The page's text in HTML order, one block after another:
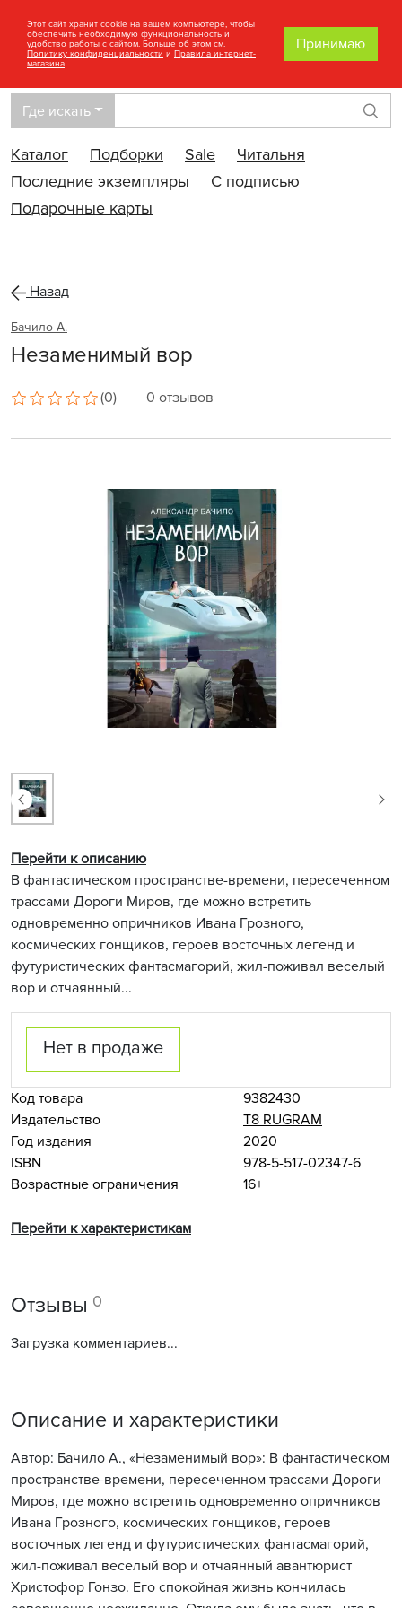
Где искать
Каталог
Подборки Sale
Читальня
Последние экземпляры
С подписью
Подарочные карты
Назад
Бачило А.
Незаменимый вор
(0) 0 отзывов
В фантастическом пространстве-времени, пересеченном
трассами Дороги Миров, где можно встретить
одновременно опричников Ивана Грозного,
космических гонщиков, героев восточных легенд и
футуристических фантасмагорий, жил-поживал веселый
вор и отчаянный...
Перейти к описанию
Нет в продаже
Код товара
9382430
Издательство
Т8 RUGRAM
Год издания
2020
ISBN
978-5-517-02347-6
Возрастные ограничения
16+
Перейти к характеристикам
Отзывы 0
Загрузка комментариев...
Описание и характеристики
Автор: Бачило А., «Незаменимый вор»: В фантастическом
пространстве-времени, пересеченном трассами Дороги
Миров, где можно встретить одновременно опричников
Ивана Грозного, космических гонщиков, героев
восточных легенд и футуристических фантасмагорий,
жил-поживал веселый вор и отчаянный авантюрист
Христофор Гонзо. Его спокойная жизнь кончилась
Этот сайт хранит cookie на вашем компьютере, чтобы
обеспечить необходимую функциональность и
удобство работы с сайтом. Больше об этом см.
Политику конфиденциальности и Правила интернет-
магазина.
Принимаю